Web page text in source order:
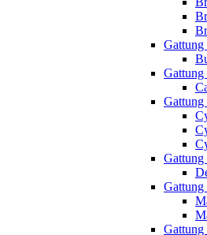
Gattung
Gattung
Gattung
Gattung